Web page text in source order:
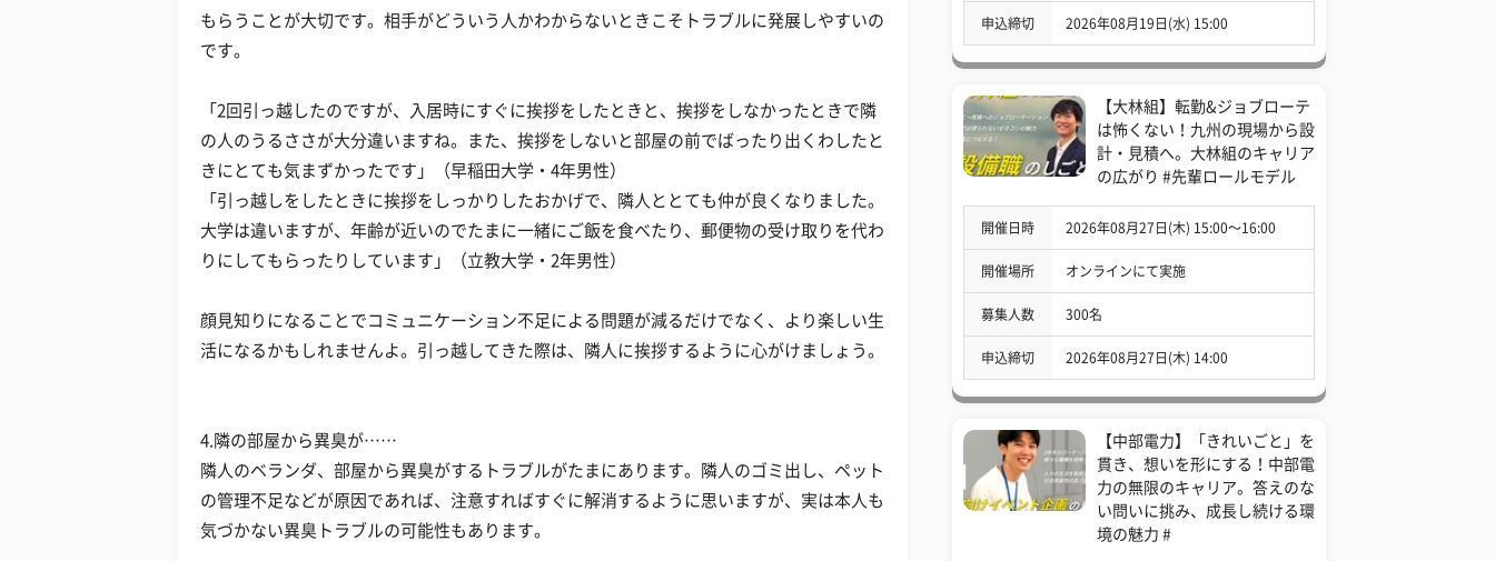
もらうことが大切です。相手がどういう人かわからないときこそトラブルに発展しやすいの
です。
「2回引っ越したのですが、入居時にすぐに挨拶をしたときと、挨拶をしなかったときで隣
の人のうるささが大分違いますね。また、挨拶をしないと部屋の前でばったり出くわしたと
きにとても気まずかったです」（早稲田大学・4年男性）
「引っ越しをしたときに挨拶をしっかりしたおかげで、隣人ととても仲が良くなりました。
大学は違いますが、年齢が近いのでたまに一緒にご飯を食べたり、郵便物の受け取りを代わ
りにしてもらったりしています」（立教大学・2年男性）
顔見知りになることでコミュニケーション不足による問題が減るだけでなく、より楽しい生
活になるかもしれませんよ。引っ越してきた際は、隣人に挨拶するように心がけましょう。
4.隣の部屋から異臭が……
隣人のベランダ、部屋から異臭がするトラブルがたまにあります。隣人のゴミ出し、ペット
の管理不足などが原因であれば、注意すればすぐに解消するように思いますが、実は本人も
気づかない異臭トラブルの可能性もあります。
申込締切 2026年08月19日(水) 15:00
【大林組】転勤&ジョブローテ
は怖くない！九州の現場から設
計・見積へ。大林組のキャリア
の広がり #先輩ロールモデル
開催日時 2026年08月27日(木) 15:00〜16:00
開催場所 オンラインにて実施
募集人数 300名
申込締切 2026年08月27日(木) 14:00
【中部電力】「きれいごと」を
貫き、想いを形にする！中部電
力の無限のキャリア。答えのな
い問いに挑み、成長し続ける環
境の魅力 #